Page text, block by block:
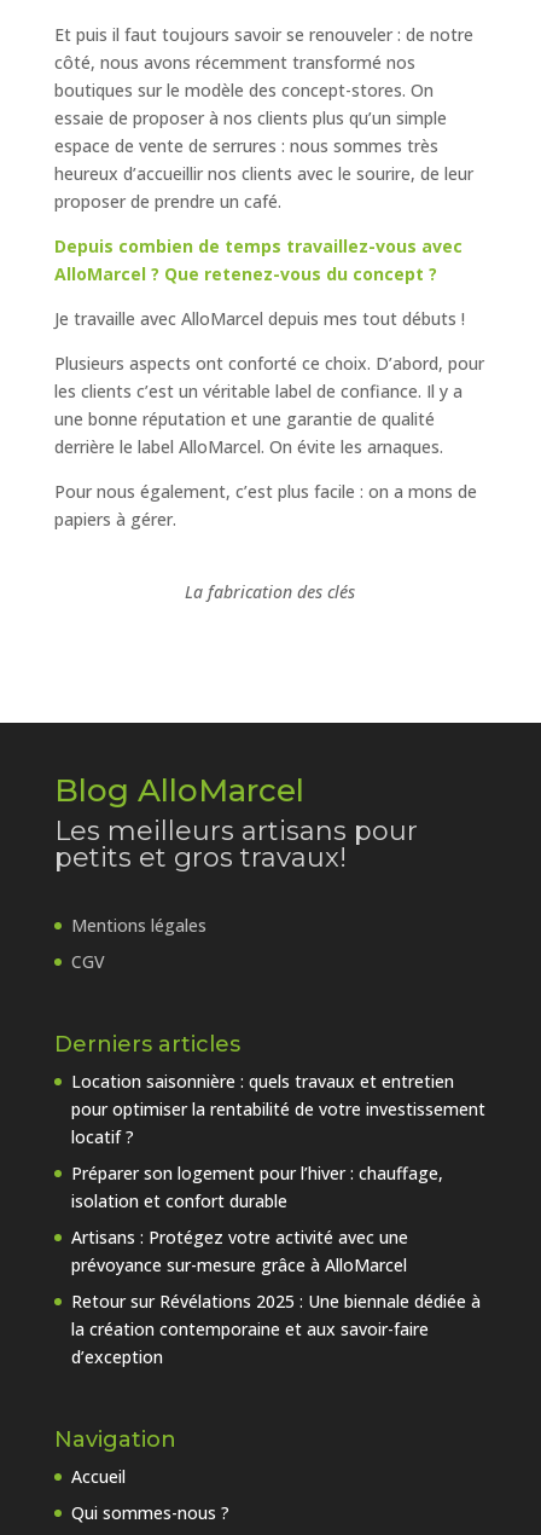
Et puis il faut toujours savoir se renouveler : de notre
côté, nous avons récemment transformé nos
boutiques sur le modèle des concept-stores. On
essaie de proposer à nos clients plus qu’un simple
espace de vente de serrures : nous sommes très
heureux d’accueillir nos clients avec le sourire, de leur
proposer de prendre un café.
Depuis combien de temps travaillez-vous avec
AlloMarcel ? Que retenez-vous du concept ?
Je travaille avec AlloMarcel depuis mes tout débuts !
Plusieurs aspects ont conforté ce choix. D’abord, pour
les clients c’est un véritable label de confiance. Il y a
une bonne réputation et une garantie de qualité
derrière le label AlloMarcel. On évite les arnaques.
Pour nous également, c’est plus facile : on a mons de
papiers à gérer.
La fabrication des clés
Blog AlloMarcel
Les meilleurs artisans pour
petits et gros travaux!
Mentions légales
CGV
Derniers articles
Location saisonnière : quels travaux et entretien
pour optimiser la rentabilité de votre investissement
locatif ?
Préparer son logement pour l’hiver : chauffage,
isolation et confort durable
Artisans : Protégez votre activité avec une
prévoyance sur-mesure grâce à AlloMarcel
Retour sur Révélations 2025 : Une biennale dédiée à
la création contemporaine et aux savoir-faire
d’exception
Navigation
Accueil
Qui sommes-nous ?